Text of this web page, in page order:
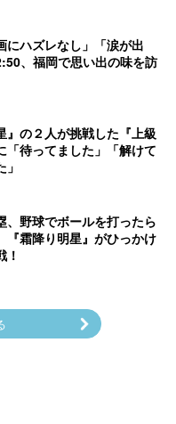
にハズレなし」「涙が出
、福岡で思い出の味を訪
』の２人が挑戦した『上級
「待ってました」「解けて
、野球でボールを打ったら
霜降り明星』がひっかけ
！